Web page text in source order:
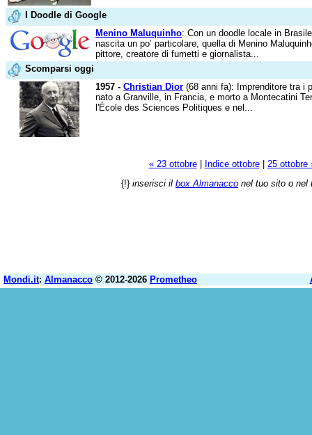
I Doodle di Google
Menino Maluquinho: Con un doodle locale in
nascita un po’ particolare, quella di Menino
pittore, creatore di fumetti e giornalista...
Scomparsi oggi
1957 - Christian Dior (68 anni fa): Imprenditore tra i
nato a Granville, in Francia, e morto a Montecatini
l'École des Sciences Politiques e nel...
« 23 ottobre| Indice ottobre| 25 ottobre
{!} inserisci il box Almanacco nel tuo sito o nel
Mondi.it: Almanacco © 2012-2026 Prometheo